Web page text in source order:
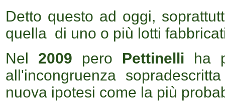
Detto questo ad oggi,
quella di uno o più lotti
Nel 2009 pero Pettinelli ha
all'incongruenza
nuova ipotesi come la più